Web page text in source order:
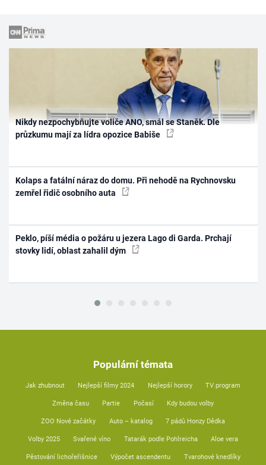
Nikdy nezpochybňujte voliče ANO, smál se Staněk. Dle
průzkumu mají za lídra opozice Babiše
Kolaps a fatální náraz do domu. Při nehodě na Rychnovsku
zemřel řidič osobního auta
Peklo, píší média o požáru u jezera Lago di Garda. Prchají
stovky lidí, oblast zahalil dým
Populární témata
Jak zhubnout Nejlepší filmy 2024 Nejlepší horory TV program
Změna času Partie Počasí Kdy budou volby
ZOO Nové začátky Auto – katalog 7 pádů Honzy Dědka
Volby 2025 Svařené víno Tatarák podle Pohlreicha Aloe vera
Pěstování lichořeřišnice Výpočet ascendentu Tvarohové knedlíky